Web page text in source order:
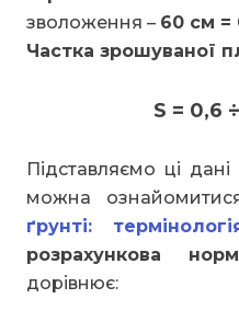
зволоження – 60 см =
Частка зрошуваної
S = 0,6
Підставляємо ці
можна
ґрунті:
розрахункова
дорівнює: